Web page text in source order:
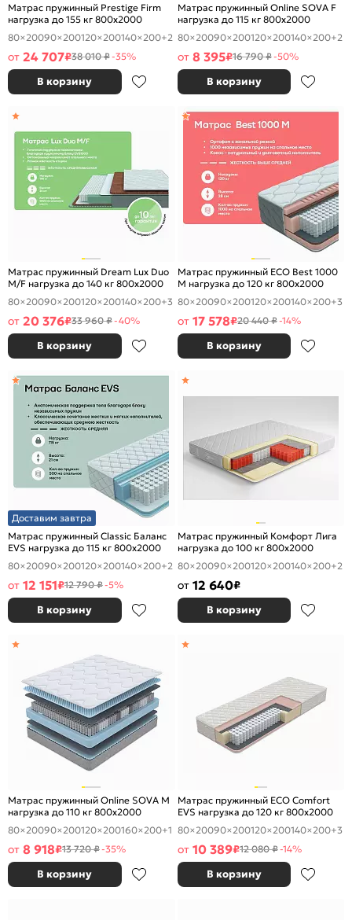
Матрас пружинный Prestige Firm
нагрузка до 155 кг 800x2000
80×20090×200120×200140×200+2
от 24 707₽38 010 ₽-35%
В корзину
Матрас пружинный Online SOVA F
нагрузка до 115 кг 800x2000
80×20090×200120×200140×200+2
от 8 395₽16 790 ₽-50%
В корзину
Матрас пружинный Dream Lux Duo
M/F нагрузка до 140 кг 800x2000
80×20090×200120×200140×200+3
от 20 376₽33 960 ₽-40%
В корзину
Матрас пружинный ECO Best 1000
M нагрузка до 120 кг 800x2000
80×20090×200120×200140×200+3
от 17 578₽20 440 ₽-14%
В корзину
Доставим завтра
Матрас пружинный Classic Баланс
EVS нагрузка до 115 кг 800x2000
80×20090×200120×200140×200+2
от 12 151₽12 790 ₽-5%
В корзину
Матрас пружинный Комфорт Лига
нагрузка до 100 кг 800x2000
80×20090×200120×200140×200+2
от 12 640₽
В корзину
Матрас пружинный Online SOVA M
нагрузка до 110 кг 800x2000
80×20090×200120×200160×200+1
от 8 918₽13 720 ₽-35%
В корзину
Матрас пружинный ECO Comfort
EVS нагрузка до 120 кг 800x2000
80×20090×200120×200140×200+3
от 10 389₽12 080 ₽-14%
В корзину